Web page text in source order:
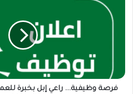
وظيفية...
ثابت
داخلفرصة وظيفية... راعي إبل بخبرة